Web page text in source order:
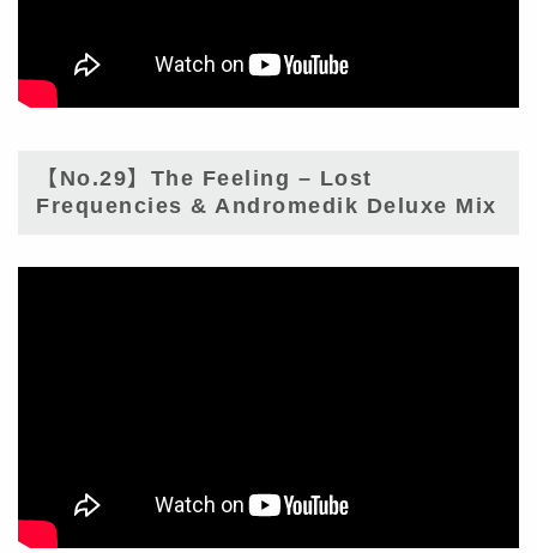
【No.29】The Feeling – Lost
Frequencies & Andromedik Deluxe Mix